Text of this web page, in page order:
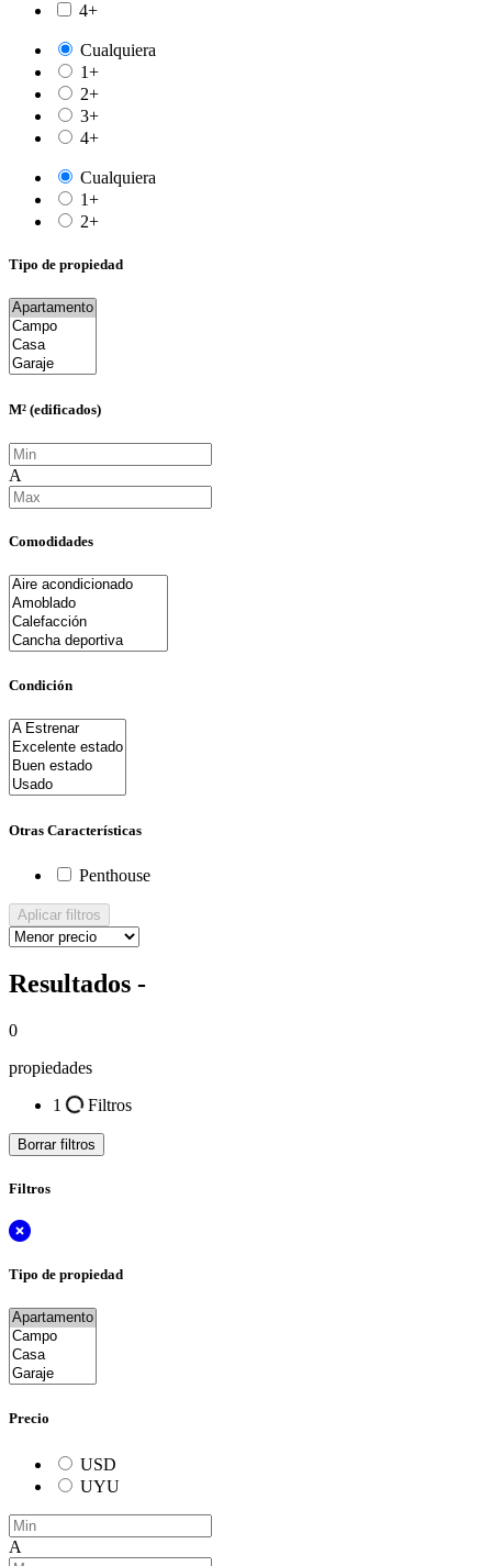
4+
Cualquiera
1+
2+
3+
4+
Cualquiera
1+
2+
Tipo de propiedad
M² (edificados)
A
Comodidades
Condición
Otras Características
Penthouse
Aplicar filtros
Resultados -
0
propiedades
1
Filtros
Borrar filtros
Filtros
Tipo de propiedad
Precio
USD
UYU
A